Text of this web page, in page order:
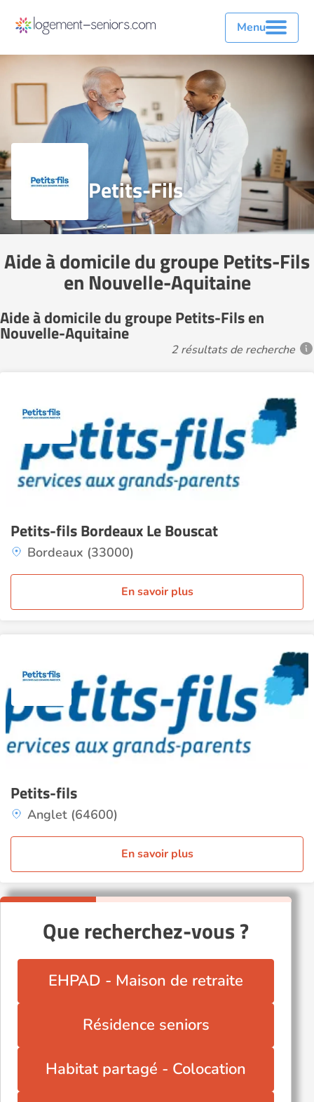
Menu
Petits-Fils
Aide à domicile du groupe Petits-Fils
en Nouvelle-Aquitaine
Aide à domicile du groupe Petits-Fils en
Nouvelle-Aquitaine
2 résultats de recherche
Petits-fils Bordeaux Le Bouscat
Bordeaux (33000)
En savoir plus
Petits-fils
Anglet (64600)
En savoir plus
Que recherchez-vous ?
EHPAD - Maison de retraite
Résidence seniors
Habitat partagé - Colocation